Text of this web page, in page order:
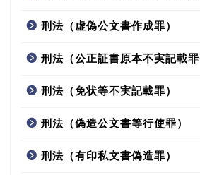
刑法（虚偽公文書作成罪）
刑法（公正証書原本不実記載罪
刑法（免状等不実記載罪）
刑法（偽造公文書等行使罪）
刑法（有印私文書偽造罪）